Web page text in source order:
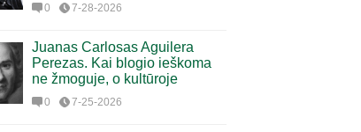
0 7-28-2026
Juanas Carlosas Aguilera
Perezas. Kai blogio ieškoma
ne žmoguje, o kultūroje
0 7-25-2026